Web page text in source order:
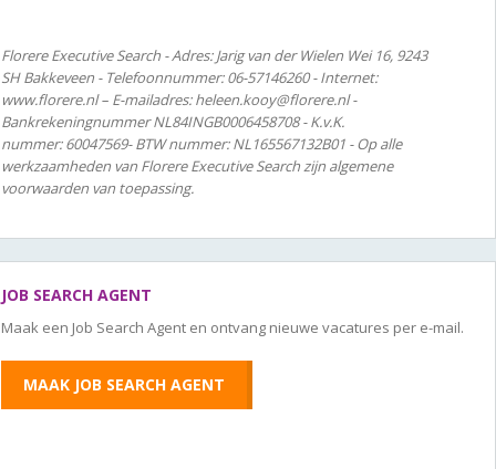
Florere Executive Search - Adres: Jarig van der Wielen Wei 16, 9243
SH Bakkeveen - Telefoonnummer: 06-57146260 - Internet:
www.florere.nl – E-mailadres: heleen.kooy@florere.nl -
Bankrekeningnummer NL84INGB0006458708 - K.v.K.
nummer: 60047569- BTW nummer: NL165567132B01 - Op alle
werkzaamheden van Florere Executive Search zijn algemene
voorwaarden van toepassing.
JOB SEARCH AGENT
Maak een Job Search Agent en ontvang nieuwe vacatures per e-mail.
MAAK JOB SEARCH AGENT